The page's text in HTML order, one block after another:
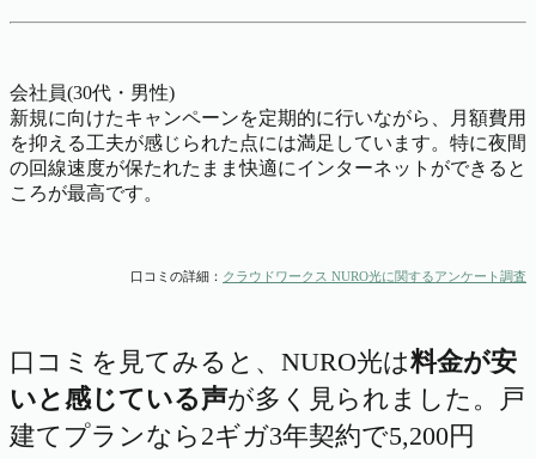
会社員(30代・男性)
新規に向けたキャンペーンを定期的に行いながら、月額費用
を抑える工夫が感じられた点には満足しています。特に夜間
の回線速度が保たれたまま快適にインターネットができると
ころが最高です。
口コミの詳細： クラウドワークス NURO光に関するアンケート調査
口コミを見てみると、NURO光は料金が安
いと感じている声が多く見られました。
戸
建てプランなら2ギガ3年契約で5,200円